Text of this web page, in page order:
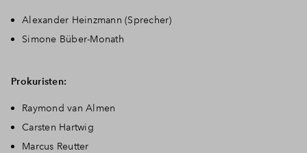
Alexander Heinzmann (Sprecher)
Simone Büber-Monath
Prokuristen:
Raymond van Almen
Carsten Hartwig
Marcus Reutter